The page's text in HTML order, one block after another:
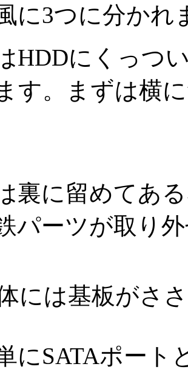
に3つに分かれ
HDDにくっつ
す。まずは横
裏に留めてあ
パーツが取り
には基板がさ
にSATAポート